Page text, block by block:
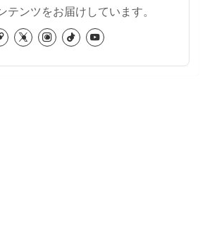
テンツをお届けしています。